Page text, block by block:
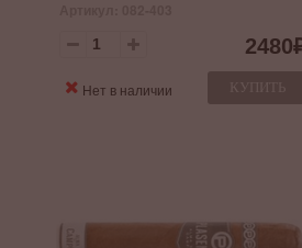
2480
КУПИТЬ
Нет в наличии